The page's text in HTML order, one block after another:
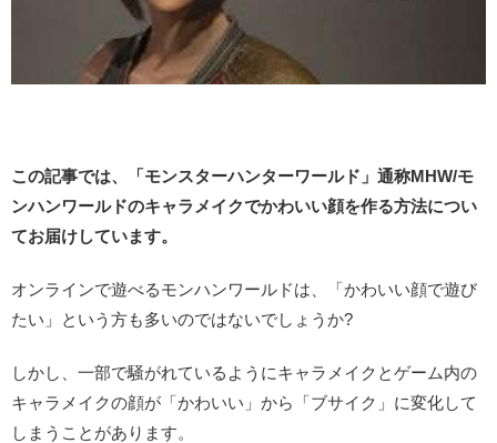
この記事では、「モンスターハンターワールド」通称MHW/モ
ンハンワールドのキャラメイクでかわいい顔を作る方法につい
てお届けしています。
オンラインで遊べるモンハンワールドは、「かわいい顔で遊び
たい」という方も多いのではないでしょうか?
しかし、一部で騒がれているようにキャラメイクとゲーム内の
キャラメイクの顔が「かわいい」から「ブサイク」に変化して
しまうことがあります。